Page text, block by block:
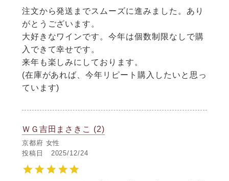
注文から発送までスムーズに進みました。あり
がとうございます。
大好きなワインです。今年は個数制限なしで購
入できて幸せです。
来年も楽しみにしております。
(在庫があれば、今年リピート購入したいと思っ
ています)
ＷＧ吉田まさきこ 2
京都府 女性
投稿日
2025/12/24